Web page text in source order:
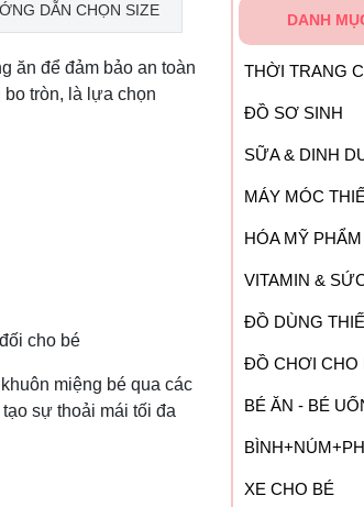
DẪN CHỌN SIZE
ăn để đảm bảo an toàn
tròn, là lựa chọn
cho bé
miệng bé qua các
sự thoải mái tối đa
DANH
THỜI TRANG
ĐỒ SƠ SINH
SỮA & DINH
MÁY MÓC
HÓA MỸ PHẨM
VITAMIN &
ĐỒ DÙNG
ĐỒ CHƠI CHO
BÉ ĂN - BÉ
XE CHO BÉ